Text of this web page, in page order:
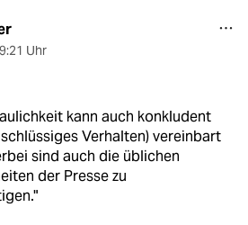
Uhr
kann auch konkludent
Verhalten) vereinbart
sind auch die üblichen
der Presse zu